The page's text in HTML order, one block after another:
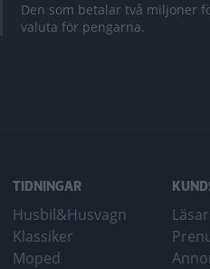
Den som betalar två miljoner
valuta för pengarna.
TIDNINGAR
Husbil&Husvagn
Klassiker
Moped